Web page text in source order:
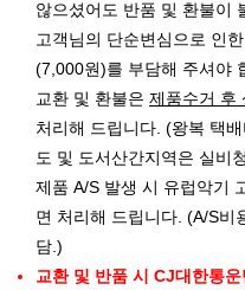
않으셨어도 반품 및 환불이
고객님의 단순변심으로 인
(7,000원)를 부담해 주셔야
교환 및 환불은 제품수거 후
처리해 드립니다. (왕복 택
도 및 도서산간지역은 실비
제품 A/S 발생 시 유럽악기
면 처리해 드립니다. (A/S비
담.)
교환 및 반품 시 CJ대한통